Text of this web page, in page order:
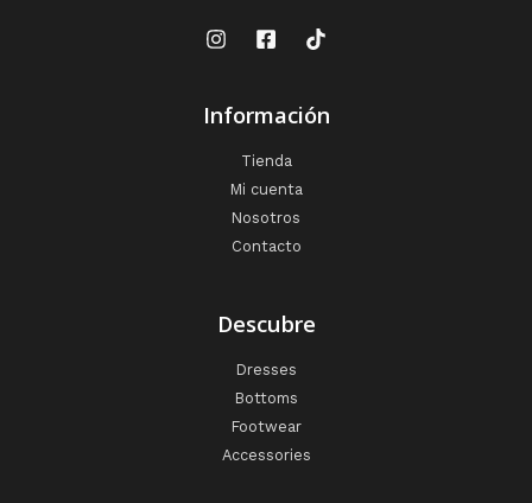
Información
Tienda
Mi cuenta
Nosotros
Contacto
Descubre
Dresses
Bottoms
Footwear
Accessories